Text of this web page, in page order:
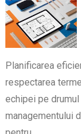
Planificarea
respectarea
echipei pe
managementului